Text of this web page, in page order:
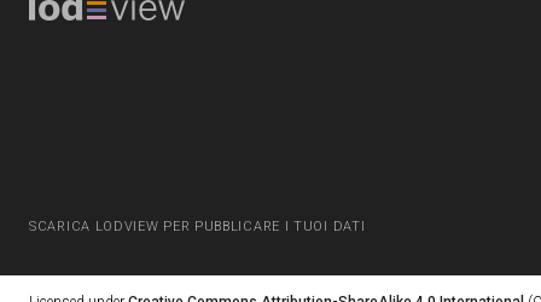
SCARICA LODVIEW PER PUBBLICARE I TUOI DATI